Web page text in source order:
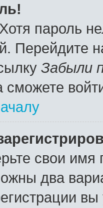
пароль
Перейдите
Забыли
сможете
свои имя
два